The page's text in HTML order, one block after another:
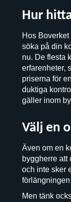
Hur
Hos
söka på din
nu. De flesta
erfarenheter,
priserna för
duktiga
gäller inom
Välj en
Även om en
byggherre att
och inte sker
Men tänk